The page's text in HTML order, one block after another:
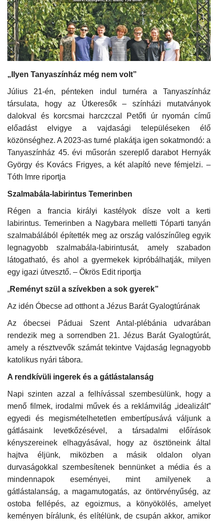
Kultúra
Történelem
Gazdaság
Művészet
Sport
Sajtó
Rendezvény
Humor
Napló postája
Galéria
Újság Archívum
Nyelv
Magyar Deutsch
„Ilyen Tanyaszínház még nem volt”
Július 21-én, pénteken indul turnéra a Tanyaszínház
társulata, hogy az Útkeresők – színházi mutatványok
dalokval és korcsmai harczczal Petőfi úr nyomán című
előadást elvigye a vajdasági településeken élő
közönséghez. A 2023-as turné plakátja igen sokatmondó: a
Tanyaszínház 45. évi műsorán szereplő darabot Hernyák
György és Kovács Frigyes, a két alapító neve fémjelzi. –
Tóth Imre riportja
Szalmabála-labirintus Temerinben
Régen a francia királyi kastélyok dísze volt a kerti
labirintus. Temerinben a Nagybara melletti Tóparti tanyán
szalmabálából építették meg az ország valószínűleg egyik
legnagyobb szalmabála-labirintusát, amely szabadon
látogatható, és ahol a gyermekek kipróbálhatják, milyen
egy igazi útvesztő. – Ökrös Edit riportja
„Reményt szül a szívekben a sok gyerek”
Az idén Óbecse ad otthont a Jézus Barát Gyalogtúrának
Az óbecsei Páduai Szent Antal-plébánia udvarában
rendezik meg a sorrendben 21. Jézus Barát Gyalogtúrát,
amely a résztvevők számát tekintve Vajdaság legnagyobb
katolikus nyári tábora.
A rendkívüli ingerek és a gátlástalanság
Napi szinten azzal a felhívással szembesülünk, hogy a
menő filmek, irodalmi művek és a reklámvilág „idealizált”
egyedi és megismételhetetlen embertípusává váljunk a
gátlásaink levetkőzésével, a társadalmi előírások
kényszereinek elhagyásával, hogy az ösztöneink által
hajtva éljünk, miközben a másik oldalon olyan
durvaságokkal szembesítenek bennünket a média és a
mindennapok eseményei, mint amilyenek a
gátlástalanság, a magamutogatás, az öntörvényűség, az
ostoba fellépés, az egoizmus, a könyökölés, amelyet
keményen bírálunk, és elítélünk, de csupán akkor, amikor